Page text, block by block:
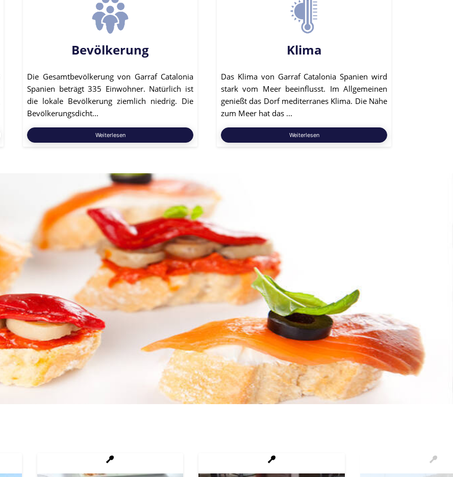
Bevölkerung
Die Gesamtbevölkerung von Garraf Catalonia
Spanien beträgt 335 Einwohner. Natürlich ist
die lokale Bevölkerung ziemlich niedrig. Die
Bevölkerungsdicht...
Weiterlesen
Klima
Das Klima von Garraf Catalonia Spanien wird
stark vom Meer beeinflusst. Im Allgemeinen
genießt das Dorf mediterranes Klima. Die Nähe
zum Meer hat das ...
Weiterlesen